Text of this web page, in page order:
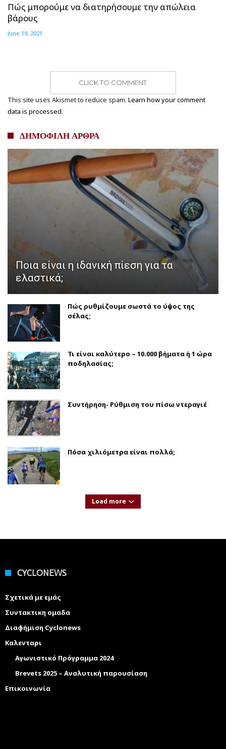
Πώς μπορούμε να διατηρήσουμε την απώλεια
βάρους
June 19, 2021
CLICK TO COMMENT
This site uses Akismet to reduce spam. Learn how your comment
data is processed.
ΔΗΜΟΦΙΛΗ ΑΡΘΡΑ
Ποια είναι η ιδανική πίεση για τα
ελαστικά;
Πώς ρυθμίζουμε σωστά το ύψος της
σέλας;
Τι είναι καλύτερο – 10.000 βήματα ή 1 ώρα
ποδηλασίας;
Συντήρηση- Ρύθμιση του πίσω ντεραγιέ
Πόσα χιλιόμετρα είναι πολλά;
Load more
CYCLONEWS
Σχετικά με εμάς
Συντακτικη ομαδα
Διαφήμιση Cyclonews
Καλενταρι
Αγωνιστικό Πρόγραμμα 2024
Brevets 2025 – Αναλυτική παρουσίαση
Επικοινωνία